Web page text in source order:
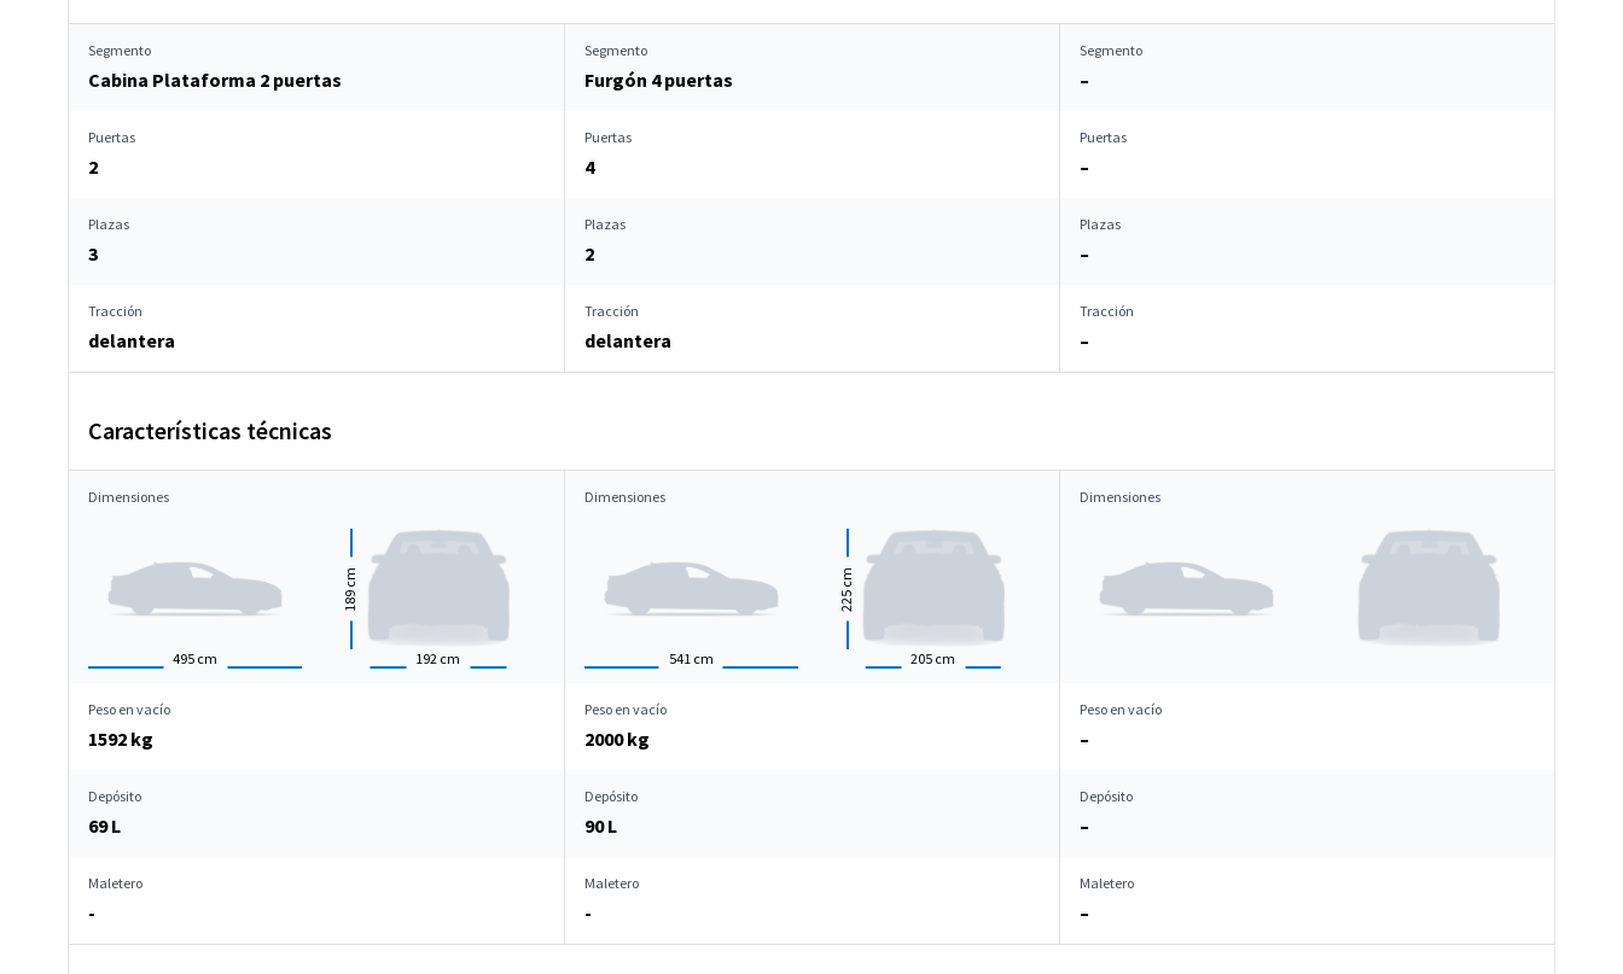
Segmento
Cabina Plataforma 2 puertas
Segmento
Furgón 4 puertas
Segmento
–
Puertas
2
Puertas
4
Puertas
–
Plazas
3
Plazas
2
Plazas
–
Tracción
delantera
Tracción
delantera
Tracción
–
Características técnicas
Dimensiones
495 cm 192 cm
189
cm
Dimensiones
541 cm 205 cm
225
cm
Dimensiones
Peso en vacío
1592 kg
Peso en vacío
2000 kg
Peso en vacío
–
Depósito
69 L
Depósito
90 L
Depósito
–
Maletero
-
Maletero
-
Maletero
–